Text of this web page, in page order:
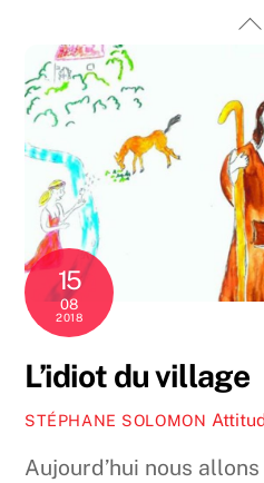
content
15
08
2018
L’idiot du village
STÉPHANE SOLOMON
Aujourd’hui nous